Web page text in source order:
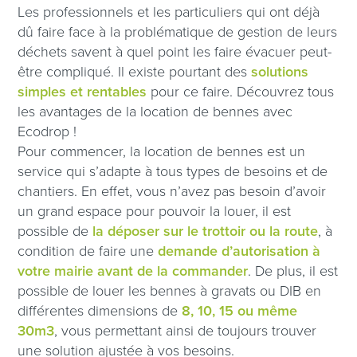
Les professionnels et les particuliers qui ont déjà
dû faire face à la problématique de gestion de leurs
déchets savent à quel point les faire évacuer peut-
être compliqué. Il existe pourtant dessolutions
simples et rentables pour ce faire. Découvrez tous
les avantages de la location de bennes avec
Ecodrop !
Pour commencer, la location de bennes est un
service qui s’adapte à tous types de besoins et de
chantiers. En effet, vous n’avez pas besoin d’avoir
un grand espace pour pouvoir la louer, il est
possible de la déposer sur le trottoir ou la route, à
condition de faire unedemande d’autorisation à
votre mairie avant de la commander. De plus, il est
possible de louer les bennes à gravats ou DIB en
différentes dimensions de8, 10, 15 ou même
30m3, vous permettant ainsi de toujours trouver
une solution ajustée à vos besoins.